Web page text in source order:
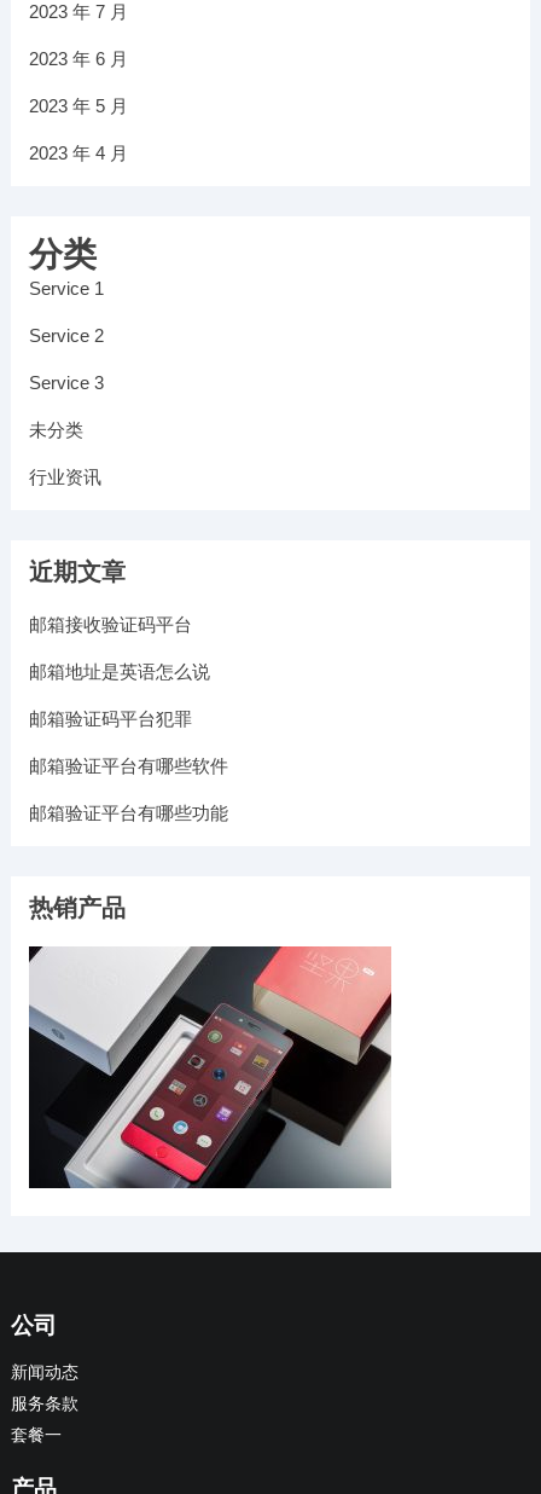
2023 年 7 月
2023 年 6 月
2023 年 5 月
2023 年 4 月
分类
Service 1
Service 2
Service 3
未分类
行业资讯
近期文章
邮箱接收验证码平台
邮箱地址是英语怎么说
邮箱验证码平台犯罪
邮箱验证平台有哪些软件
邮箱验证平台有哪些功能
热销产品
公司
新闻动态
服务条款
套餐一
产品